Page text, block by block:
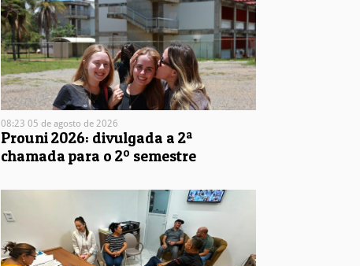
08:23 05 de agosto de 2026
Prouni 2026: divulgada a 2ª
chamada para o 2º semestre